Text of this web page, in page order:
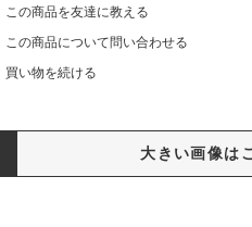
この商品を友達に教える
この商品について問い合わせる
買い物を続ける
大きい画像は